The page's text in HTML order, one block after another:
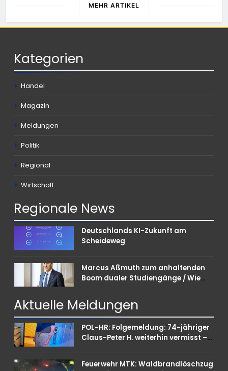
MEHR ARTIKEL
Kategorien
Handel
Magazin
Meldungen
Politik
Regional
Wirtschaft
Regionale News
Deutschlands KI-Zukunft am
Scheideweg
Marcus Aßmuth zum anhaltenden
Boom dualer Studiengänge / Wie
punkten können
Aktuelle Meldungen
POL-HR: Folgemeldung: 74-jähriger
Claus-Peter H. weiterhin vermisst –
Feuerwehr MTK: Waldbrandlöschzug